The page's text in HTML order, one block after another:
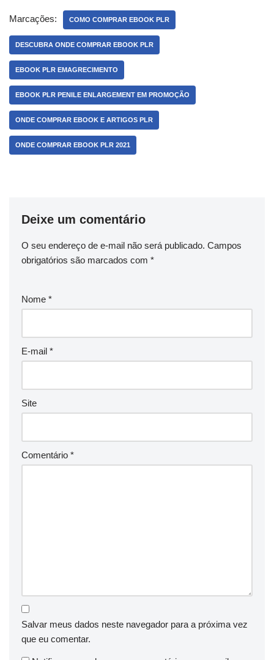
Marcações: COMO COMPRAR EBOOK PLR
DESCUBRA ONDE COMPRAR EBOOK PLR
EBOOK PLR EMAGRECIMENTO
EBOOK PLR PENILE ENLARGEMENT EM PROMOÇÃO
ONDE COMPRAR EBOOK E ARTIGOS PLR
ONDE COMPRAR EBOOK PLR 2021
Deixe um comentário
O seu endereço de e-mail não será publicado. Campos
obrigatórios são marcados com *
Nome *
E-mail *
Site
Comentário *
Salvar meus dados neste navegador para a próxima vez
que eu comentar.